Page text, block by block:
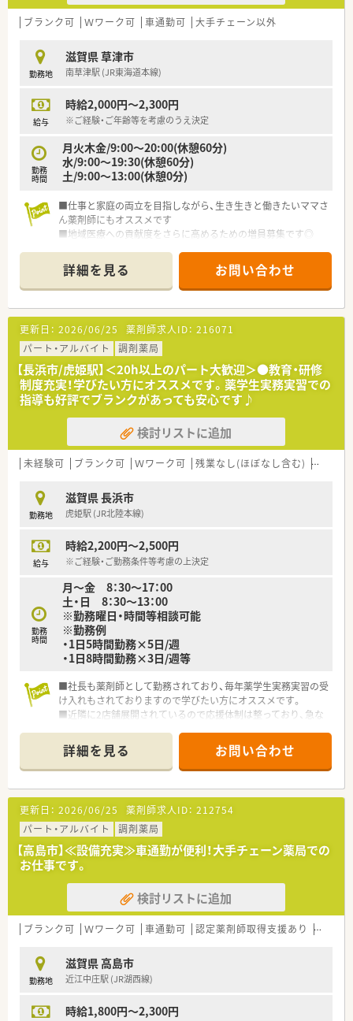
ブランク可 Ｗワーク可 車通勤可 大手チェーン以外
勤務地
滋賀県 草津市
南草津駅 (JR東海道本線)
給与
時給2,000円～2,300円
※ご経験・ご年齢等を考慮のうえ決定
勤務
時間
月火木金/9:00～20:00(休憩60分)
水/9:00～19:30(休憩60分)
土/9:00～13:00(休憩0分)
■仕事と家庭の両立を目指しながら、生き生きと働きたいママさ
ん薬剤師にもオススメです
■地域医療への貢献度をさらに高めるための増員募集です◎
い合わせ下さい！
詳細を見る お問い合わせ
更新日： 2026/06/25 薬剤師求人ID： 216071
パート・アルバイト
調剤薬局
【長浜市/虎姫駅】＜20h以上のパート大歓迎＞●教育・研修
制度充実！学びたい方にオススメです。薬学生実務実習での
指導も好評でブランクがあっても安心です♪
検討リストに追加
未経験可 ブランク可 Ｗワーク可 残業なし(ほぼなし含む) 転勤な
勤務地
滋賀県 長浜市
虎姫駅 (JR北陸本線)
給与
時給2,200円～2,500円
※ご経験・ご勤務条件等考慮の上決定
勤務
時間
月～金 8：30～17：00
土・日 8：30～13：00
※勤務曜日・時間等相談可能
※勤務例
・1日5時間勤務×5日/週
・1日8時間勤務×3日/週等
■社長も薬剤師として勤務されており、毎年薬学生実務実習の受
け入れもされておりますので学びたい方にオススメです。
■近隣に2店舗展開されているので応援体制は整っており、急な
■在宅の実績が非常に豊富で学べる環境が整っています。
詳細を見る お問い合わせ
更新日： 2026/06/25 薬剤師求人ID： 212754
パート・アルバイト
調剤薬局
【高島市】≪設備充実≫車通勤が便利！大手チェーン薬局での
お仕事です。
検討リストに追加
ブランク可 Ｗワーク可 車通勤可 認定薬剤師取得支援あり 教育制
勤務地
滋賀県 高島市
近江中庄駅 (JR湖西線)
時給1,800円～2,300円